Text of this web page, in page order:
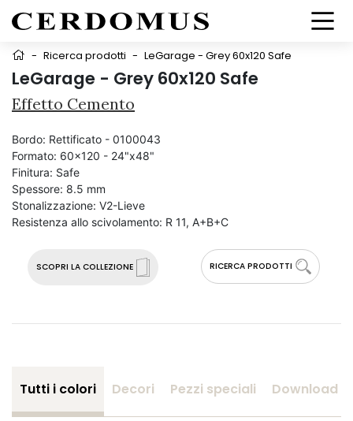
- Ricerca prodotti - LeGarage - Grey 60x120 Safe
LeGarage - Grey 60x120 Safe
Effetto Cemento
SCOPRI LA COLLEZIONE RICERCA PRODOTTI
Bordo: Rettificato - 0100043
Formato: 60x120 - 24"x48"
Finitura: Safe
Spessore: 8.5 mm
Stonalizzazione: V2-Lieve
Resistenza allo scivolamento: R 11, A+B+C
Tutti i colori Decori Pezzi speciali Download